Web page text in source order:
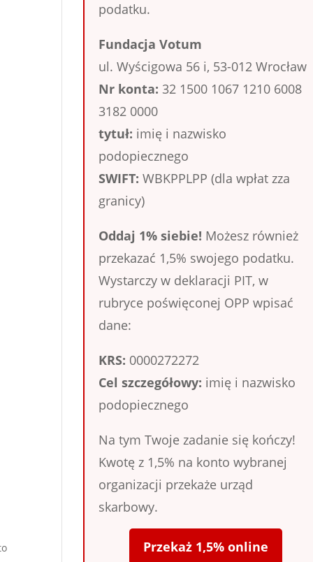
podatku.
Fundacja Votum
ul. Wyścigowa 56 i, 53-012 Wrocław
Nr konta: 32 1500 1067 1210 6008
3182 0000
tytuł: imię i nazwisko
podopiecznego
SWIFT: WBKPPLPP (dla wpłat zza
granicy)
Oddaj 1% siebie! Możesz również
przekazać 1,5% swojego podatku.
Wystarczy w deklaracji PIT, w
rubryce poświęconej OPP wpisać
dane:
KRS: 0000272272
Cel szczegółowy: imię i nazwisko
podopiecznego
Na tym Twoje zadanie się kończy!
Kwotę z 1,5% na konto wybranej
organizacji przekaże urząd
skarbowy.
Przekaż 1,5% online